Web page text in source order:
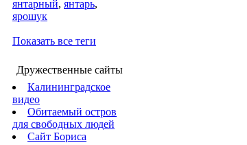
янтарный, янтарь,
ярошук
Показать все теги
Дружественные сайты
Калининградское
видео
Обитаемый остров
для свободных людей
Сайт Бориса